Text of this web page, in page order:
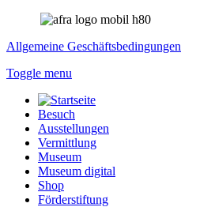
Allgemeine Geschäftsbedingungen
Toggle menu
Besuch
Ausstellungen
Vermittlung
Museum
Museum digital
Shop
Förderstiftung